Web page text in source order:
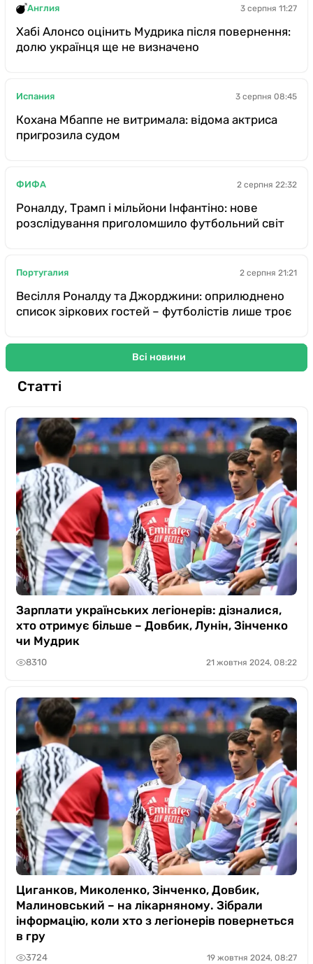
Англия 3 серпня 11:27
Хабі Алонсо оцінить Мудрика після повернення:
долю українця ще не визначено
Испания 3 серпня 08:45
Кохана Мбаппе не витримала: відома актриса
пригрозила судом
ФИФА 2 серпня 22:32
Роналду, Трамп і мільйони Інфантіно: нове
розслідування приголомшило футбольний світ
Португалия 2 серпня 21:21
Весілля Роналду та Джорджини: оприлюднено
список зіркових гостей – футболістів лише троє
Всі новини
Статті
Зарплати українських легіонерів: дізналися,
хто отримує більше – Довбик, Лунін, Зінченко
чи Мудрик
8310 21 жовтня 2024, 08:22
Циганков, Миколенко, Зінченко, Довбик,
Малиновський – на лікарняному. Зібрали
інформацію, коли хто з легіонерів повернеться
в гру
3724 19 жовтня 2024, 08:27